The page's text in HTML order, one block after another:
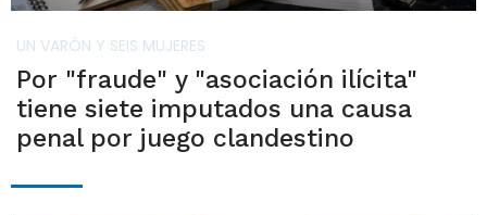
UN VARÓN Y SEIS MUJERES
Por "fraude" y "asociación ilícita"
tiene siete imputados una causa
penal por juego clandestino